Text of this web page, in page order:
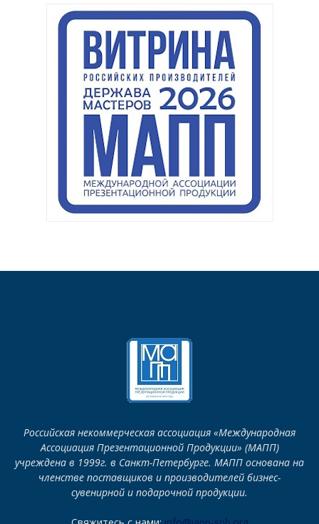
Российская некоммерческая ассоциация «Международная
Ассоциация Презентационной Продукции» (МАПП)
учреждена в 1999г. в Санкт-Петербурге. МАПП основана на
членстве поставщиков и производителей бизнес-
сувенирной и подарочной продукции.